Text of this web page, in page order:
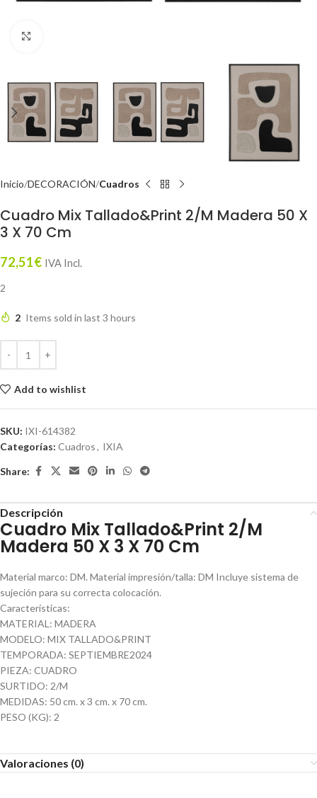
Inicio DECORACIÓN Cuadros
Cuadro Mix Tallado&Print 2/M Madera 50 X
3 X 70 Cm
72,51€ IVA Incl.
2
2 Items sold in last 3 hours
Add to wishlist
SKU: IXI-614382
Categorías: Cuadros, IXIA
Share:
Descripción
Cuadro Mix Tallado&Print 2/M
Madera 50 X 3 X 70 Cm
Material marco: DM. Material impresión/talla: DM Incluye sistema de
sujeción para su correcta colocación.
Características:
MATERIAL: MADERA
MODELO: MIX TALLADO&PRINT
TEMPORADA: SEPTIEMBRE2024
PIEZA: CUADRO
SURTIDO: 2/M
MEDIDAS: 50 cm. x 3 cm. x 70 cm.
PESO (KG): 2
Valoraciones (0)